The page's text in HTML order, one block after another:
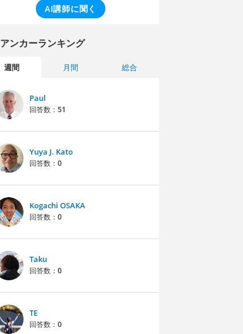
AI講師に聞く
アンカーランキング
週間 月間 総合
Paul
回答数： 51
Yuya J. Kato
回答数： 0
Kogachi OSAKA
回答数： 0
Taku
回答数： 0
TE
回答数： 0